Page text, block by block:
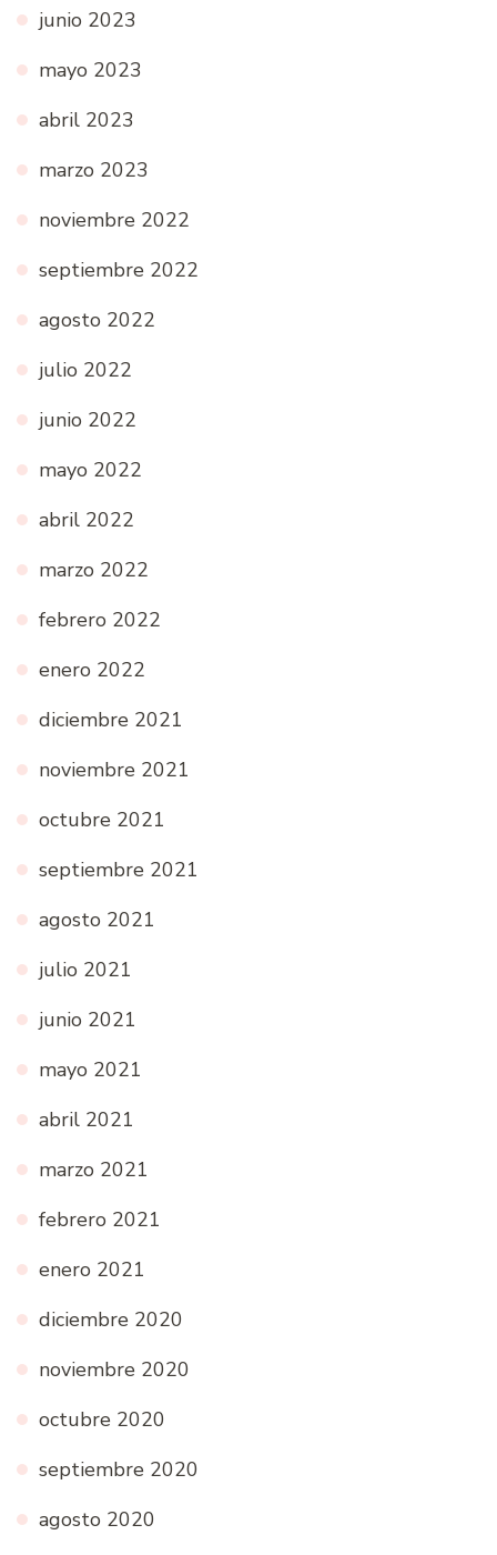
junio 2023
mayo 2023
abril 2023
marzo 2023
noviembre 2022
septiembre 2022
agosto 2022
julio 2022
junio 2022
mayo 2022
abril 2022
marzo 2022
febrero 2022
enero 2022
diciembre 2021
noviembre 2021
octubre 2021
septiembre 2021
agosto 2021
julio 2021
junio 2021
mayo 2021
abril 2021
marzo 2021
febrero 2021
enero 2021
diciembre 2020
noviembre 2020
octubre 2020
septiembre 2020
agosto 2020